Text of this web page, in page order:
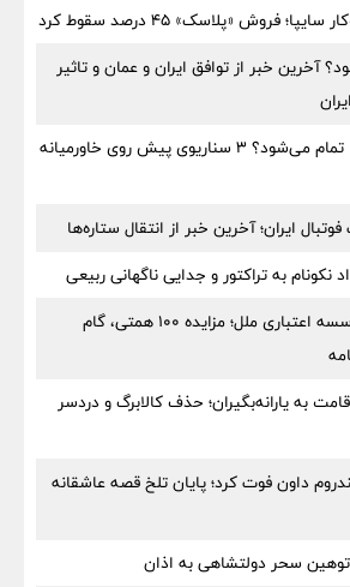
فروش «پلاسک» ۴۵ درصد سقوط کرد
آخرین خبر از توافق ایران و عمان و تاثیر
جنگ ایران و آمریکا تمام می‌شود؟ ۳ سناریوی پیش روی خاورمیانه
ایران؛ آخرین خبر از انتقال ستاره‌ها
به تراکتور و جدایی ناگهانی ربیعی
چرخش بزرگ در مؤسسه اعتباری ملل؛ مزایده ۱۰۰ همتی، گام
به یارانه‌بگیران؛ حذف کالابرگ و دردسر
داون فوت کرد؛ پایان تلخ قصه عاشقانه
توهین سحر دولتشاهی به اذان